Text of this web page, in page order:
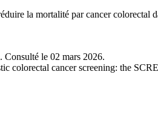
la mortalité par cancer
. Consulté le 02 mars 2026.
colorectal cancer screening: the